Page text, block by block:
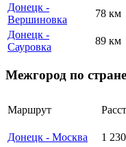
Донецк -
Вершиновка
78 км
Донецк -
Сауровка
89 км
Межгород по
Маршрут
Донецк - Москва
1